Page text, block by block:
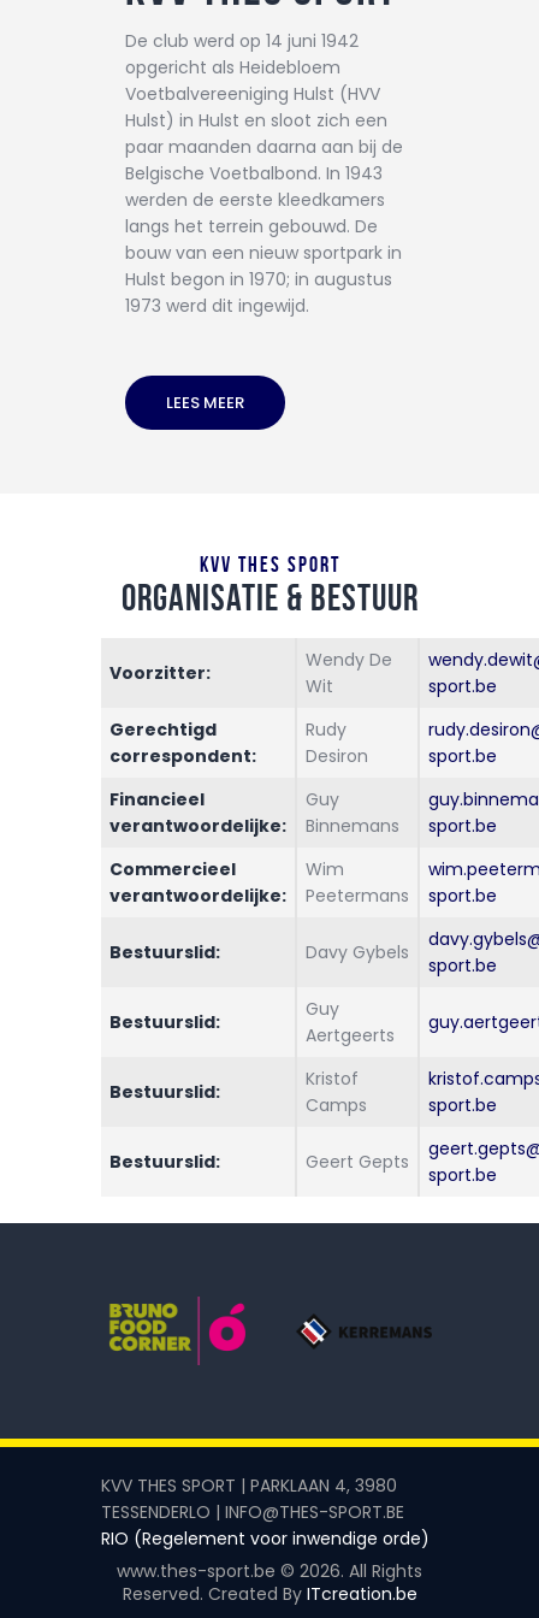
CONTACT
De club werd op 14 juni 1942
opgericht als Heidebloem
Voetbalvereeniging Hulst (HVV
Hulst) in Hulst en sloot zich een
paar maanden daarna aan bij de
Belgische Voetbalbond. In 1943
werden de eerste kleedkamers
langs het terrein gebouwd. De
bouw van een nieuw sportpark in
Hulst begon in 1970; in augustus
1973 werd dit ingewijd.
LEES MEER
KVV THES SPORT
Organisatie & Bestuur
Voorzitter:
Wendy De
Wit
sport.be
Gerechtigd
correspondent:
Rudy
Desiron
sport.be
Financieel
verantwoordelijke:
Guy
Binnemans
sport.be
Commercieel
verantwoordelijke:
Wim
Peetermans
sport.be
Bestuurslid: Davy Gybels
sport.be
Bestuurslid:
Guy
Aertgeerts
Bestuurslid:
Kristof
Camps
sport.be
Bestuurslid: Geert Gepts
sport.be
KVV THES SPORT | PARKLAAN 4, 3980
TESSENDERLO | INFO@THES-SPORT.BE
RIO (Regelement voor inwendige orde)
www.thes-sport.be © 2026. All Rights
Reserved. Created By ITcreation.be